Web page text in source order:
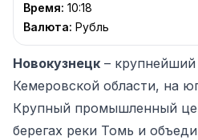
Время: 10:18
Валюта: Рубль
Новокузнецк –
Кемеровской области, на
Крупный промышленный
берегах реки Томь и